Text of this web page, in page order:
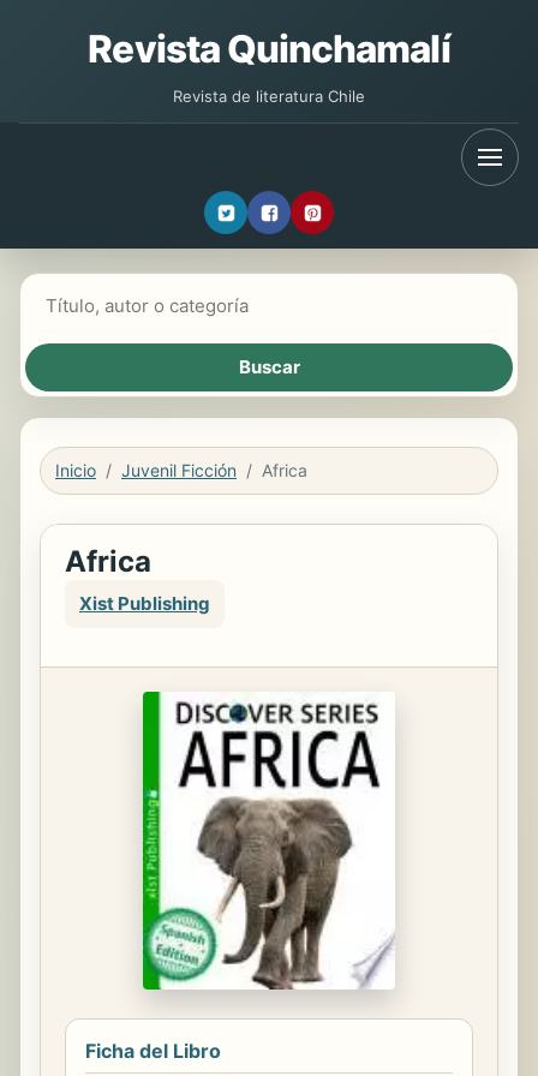
Revista Quinchamalí
Revista de literatura Chile
Inicio Juvenil Ficción Africa
Africa
Xist Publishing
Ficha del Libro